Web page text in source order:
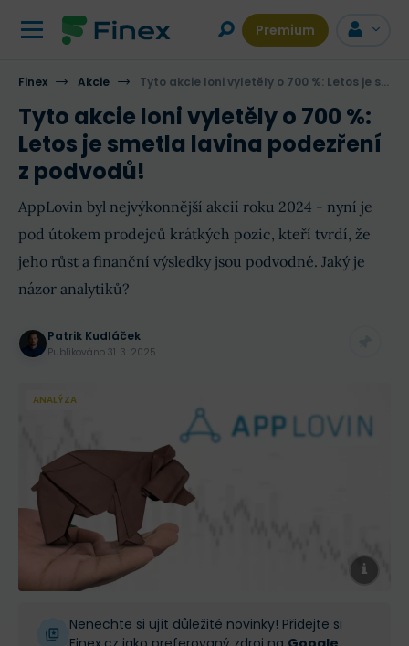
Premium
Finex Akcie Tyto akcie loni vyletěly o 700 %: Letos je smetla lavina podezření z podvodů!
Tyto akcie loni vyletěly o 700 %:
Letos je smetla lavina podezření
z podvodů!
AppLovin byl nejvýkonnější akcií roku 2024 - nyní je
pod útokem prodejců krátkých pozic, kteří tvrdí, že
jeho růst a finanční výsledky jsou podvodné. Jaký je
názor analytiků?
Patrik Kudláček
Publikováno 31. 3. 2025
ANALÝZA
Nenechte si ujít důležité novinky! Přidejte si